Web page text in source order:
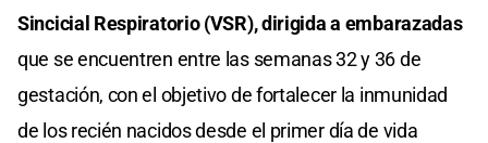
Sincicial Respiratorio (VSR), dirigida a embarazadas
que se encuentren entre las semanas 32 y 36 de
gestación, con el objetivo de fortalecer la inmunidad
de los recién nacidos desde el primer día de vida